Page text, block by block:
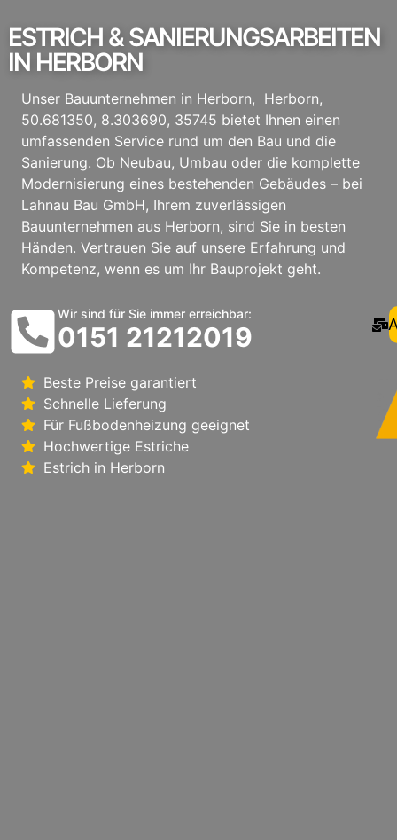
ESTRICH & SANIERUNGSARBEITEN
IN HERBORN
Unser Bauunternehmen in Herborn, Herborn,
50.681350, 8.303690, 35745 bietet Ihnen einen
umfassenden Service rund um den Bau und die
Sanierung. Ob Neubau, Umbau oder die komplette
Modernisierung eines bestehenden Gebäudes – bei
Lahnau Bau GmbH, Ihrem zuverlässigen
Bauunternehmen aus Herborn, sind Sie in besten
Händen. Vertrauen Sie auf unsere Erfahrung und
Kompetenz, wenn es um Ihr Bauprojekt geht.
Wir sind für Sie immer erreichbar:
0151 21212019
Beste Preise garantiert
Schnelle Lieferung
Für Fußbodenheizung geeignet
Hochwertige Estriche
Estrich in Herborn